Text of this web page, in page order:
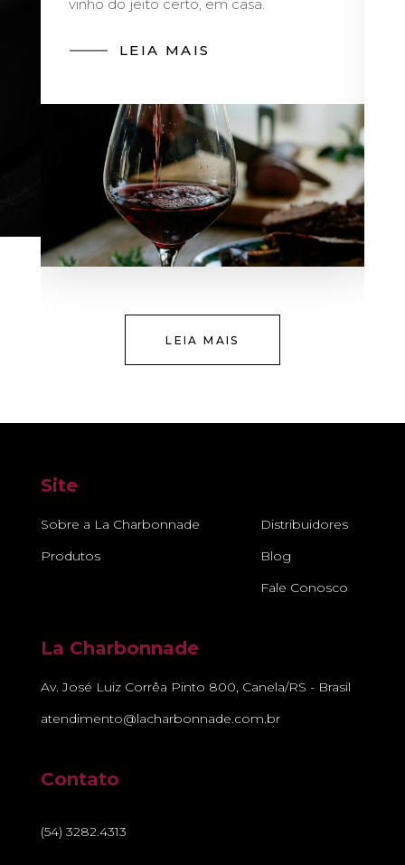
vinho do jeito certo, em casa.
LEIA MAIS
LEIA MAIS
Site
Sobre a La Charbonnade
Produtos
Distribuidores
Blog
Fale Conosco
La Charbonnade
Av. José Luiz Corrêa Pinto 800, Canela/RS - Brasil
atendimento@lacharbonnade.com.br
Contato
(54) 3282.4313